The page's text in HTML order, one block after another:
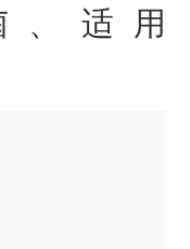
适用